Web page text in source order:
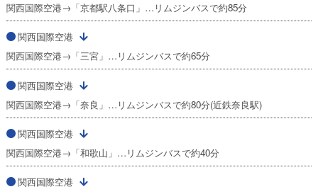
関西国際空港→「京都駅八条口」…リムジンバスで約85分
関西国際空港
関西国際空港→「三宮」…リムジンバスで約65分
関西国際空港
関西国際空港→「奈良」…リムジンバスで約80分(近鉄奈良駅)
関西国際空港
関西国際空港→「和歌山」…リムジンバスで約40分
関西国際空港